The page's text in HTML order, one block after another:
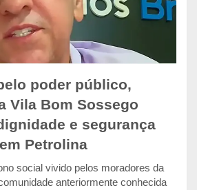
poder público,
Vila Bom Sossego
e segurança
Petrolina
social vivido pelos moradores da
anteriormente conhecida